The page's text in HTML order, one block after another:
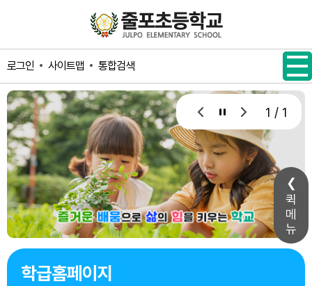
퀵
메
뉴
로그인 사이트맵 통합검색
1 / 1
학급홈페이지